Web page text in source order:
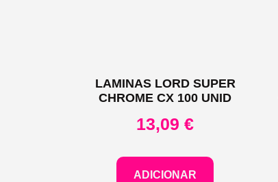
LAMINAS LORD SUPER
CHROME CX 100 UNID
13,09€
ADICIONAR